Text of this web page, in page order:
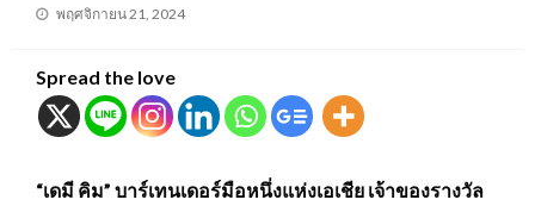
Posted
พฤศจิกายน 21, 2024
Spread the love
“เดมี คิม” บาร์เทนเดอร์มือหนึ่งแห่งเอเชีย เจ้าของรางวัล